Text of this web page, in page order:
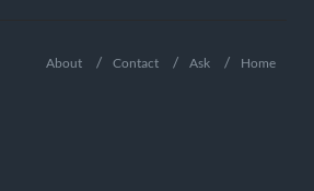
Home
Ask
Contact
About